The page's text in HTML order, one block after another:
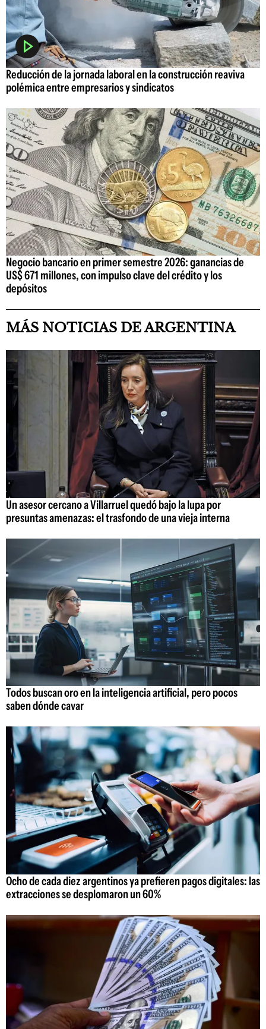
Reducción de la jornada laboral en la construcción reaviva
polémica entre empresarios y sindicatos
Negocio bancario en primer semestre 2026: ganancias de
US$ 671 millones, con impulso clave del crédito y los
depósitos
MÁS NOTICIAS DE ARGENTINA
Un asesor cercano a Villarruel quedó bajo la lupa por
presuntas amenazas: el trasfondo de una vieja interna
Todos buscan oro en la inteligencia artificial, pero pocos
saben dónde cavar
Ocho de cada diez argentinos ya prefieren pagos digitales: las
extracciones se desplomaron un 60%